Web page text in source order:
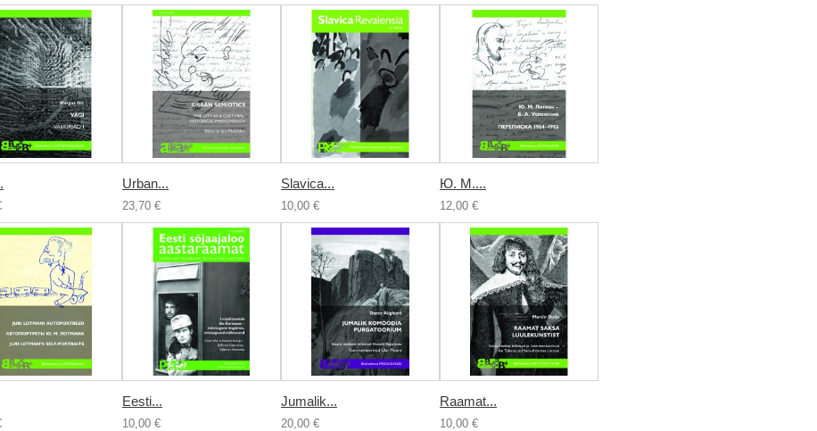
Urban...
23,70 €
Slavica...
10,00 €
Ю. М....
12,00 €
Eesti...
10,00 €
Jumalik...
20,00 €
Raamat...
10,00 €